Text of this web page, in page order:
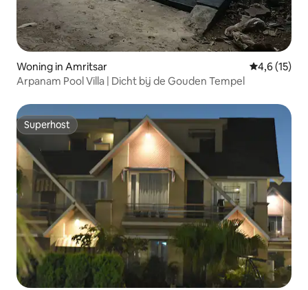
Woning in Amritsar
4,6 (15)
Arpanam Pool Villa | Dicht bij de Gouden Tempel
Superhost
Superhost